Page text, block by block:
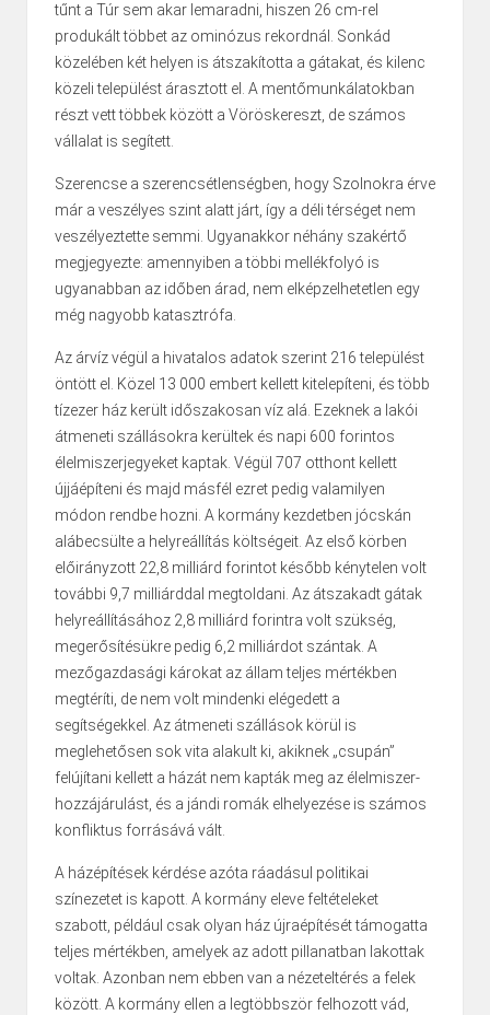
tűnt a Túr sem akar lemaradni, hiszen 26 cm-rel
produkált többet az ominózus rekordnál. Sonkád
közelében két helyen is átszakította a gátakat, és kilenc
közeli települést árasztott el. A mentőmunkálatokban
részt vett többek között a Vöröskereszt, de számos
vállalat is segített.
Szerencse a szerencsétlenségben, hogy Szolnokra érve
már a veszélyes szint alatt járt, így a déli térséget nem
veszélyeztette semmi. Ugyanakkor néhány szakértő
megjegyezte: amennyiben a többi mellékfolyó is
ugyanabban az időben árad, nem elképzelhetetlen egy
még nagyobb katasztrófa.
Az árvíz végül a hivatalos adatok szerint 216 települést
öntött el. Közel 13 000 embert kellett kitelepíteni, és több
tízezer ház került időszakosan víz alá. Ezeknek a lakói
átmeneti szállásokra kerültek és napi 600 forintos
élelmiszerjegyeket kaptak. Végül 707 otthont kellett
újjáépíteni és majd másfél ezret pedig valamilyen
módon rendbe hozni. A kormány kezdetben jócskán
alábecsülte a helyreállítás költségeit. Az első körben
előirányzott 22,8 milliárd forintot később kénytelen volt
további 9,7 milliárddal megtoldani. Az átszakadt gátak
helyreállításához 2,8 milliárd forintra volt szükség,
megerősítésükre pedig 6,2 milliárdot szántak. A
mezőgazdasági károkat az állam teljes mértékben
megtéríti, de nem volt mindenki elégedett a
segítségekkel. Az átmeneti szállások körül is
meglehetősen sok vita alakult ki, akiknek „csupán”
felújítani kellett a házát nem kapták meg az élelmiszer-
hozzájárulást, és a jándi romák elhelyezése is számos
konfliktus forrásává vált.
A házépítések kérdése azóta ráadásul politikai
színezetet is kapott. A kormány eleve feltételeket
szabott, például csak olyan ház újraépítését támogatta
teljes mértékben, amelyek az adott pillanatban lakottak
voltak. Azonban nem ebben van a nézeteltérés a felek
között. A kormány ellen a legtöbbször felhozott vád,